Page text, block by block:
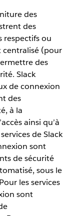
des
des
respectifs ou
centralisé (pour
des
Slack
de connexion
des
à la
ainsi qu’à
de Slack
sont
de sécurité
sous le
les services
sont